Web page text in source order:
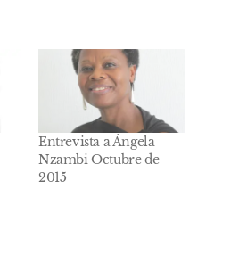
Entrevista a Ángela
Nzambi Octubre de
2015